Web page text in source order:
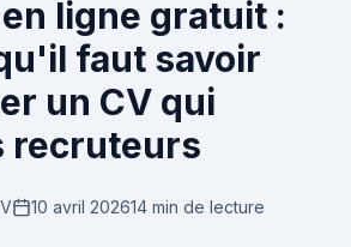
ligne gratuit :
faut savoir
un CV qui
recruteurs
10 avril 202614 min de lecture